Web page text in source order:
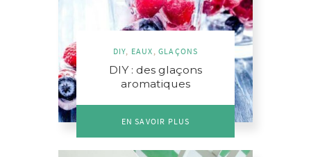
DIY EAUX GLAÇONS
DIY : des glaçons
aromatiques
EN SAVOIR PLUS